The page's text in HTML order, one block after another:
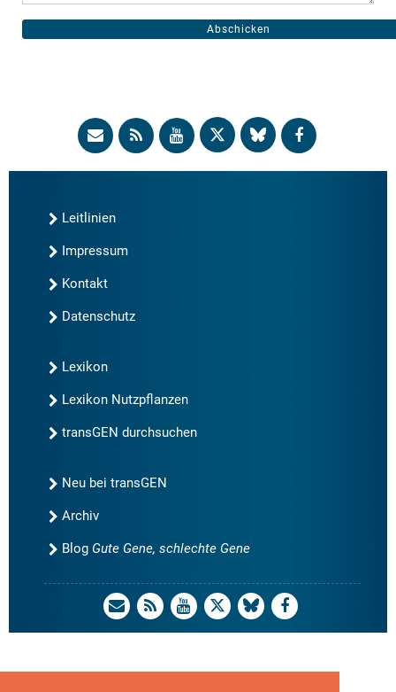
Leitlinien
Impressum
Kontakt
Datenschutz
Lexikon
Lexikon Nutzpflanzen
transGEN durchsuchen
Neu bei transGEN
Archiv
Blog Gute Gene, schlechte Gene